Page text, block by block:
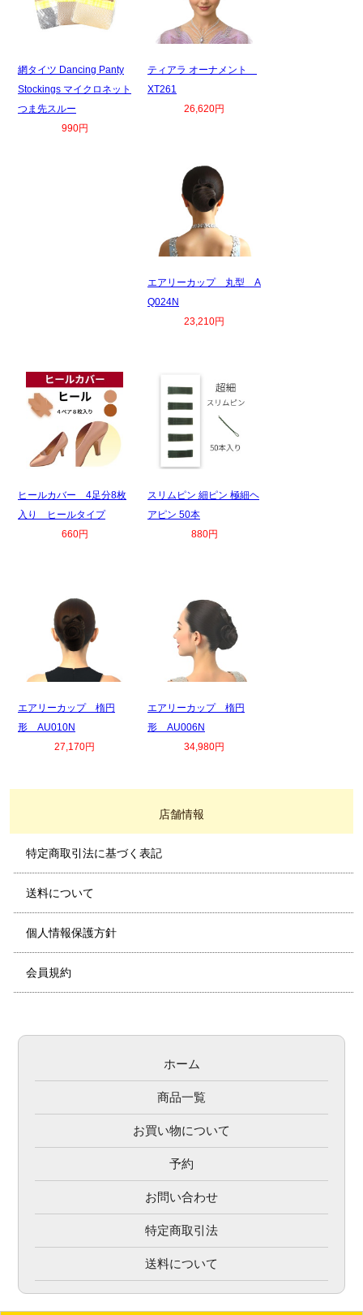
網タイツ Dancing Panty
Stockings マイクロネット
つま先スルー
990円
ティアラ オーナメント
XT261
26,620円
エアリーカップ 丸型 A
Q024N
23,210円
ヒールカバー 4足分8枚
入り ヒールタイプ
660円
スリムピン 細ピン 極細ヘ
アピン 50本
880円
エアリーカップ 楕円
形 AU010N
27,170円
エアリーカップ 楕円
形 AU006N
34,980円
店舗情報
特定商取引法に基づく表記
送料について
個人情報保護方針
会員規約
ホーム
商品一覧
お買い物について
予約
お問い合わせ
特定商取引法
送料について